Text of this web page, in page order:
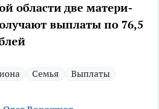
области две матери-
выплаты по 76,5
Семья Выплаты